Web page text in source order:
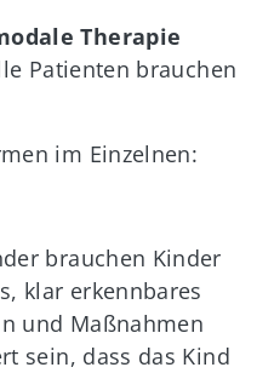
Therapie
Patienten brauchen
im Einzelnen:
brauchen Kinder
klar erkennbares
und Maßnahmen
sein, dass das Kind